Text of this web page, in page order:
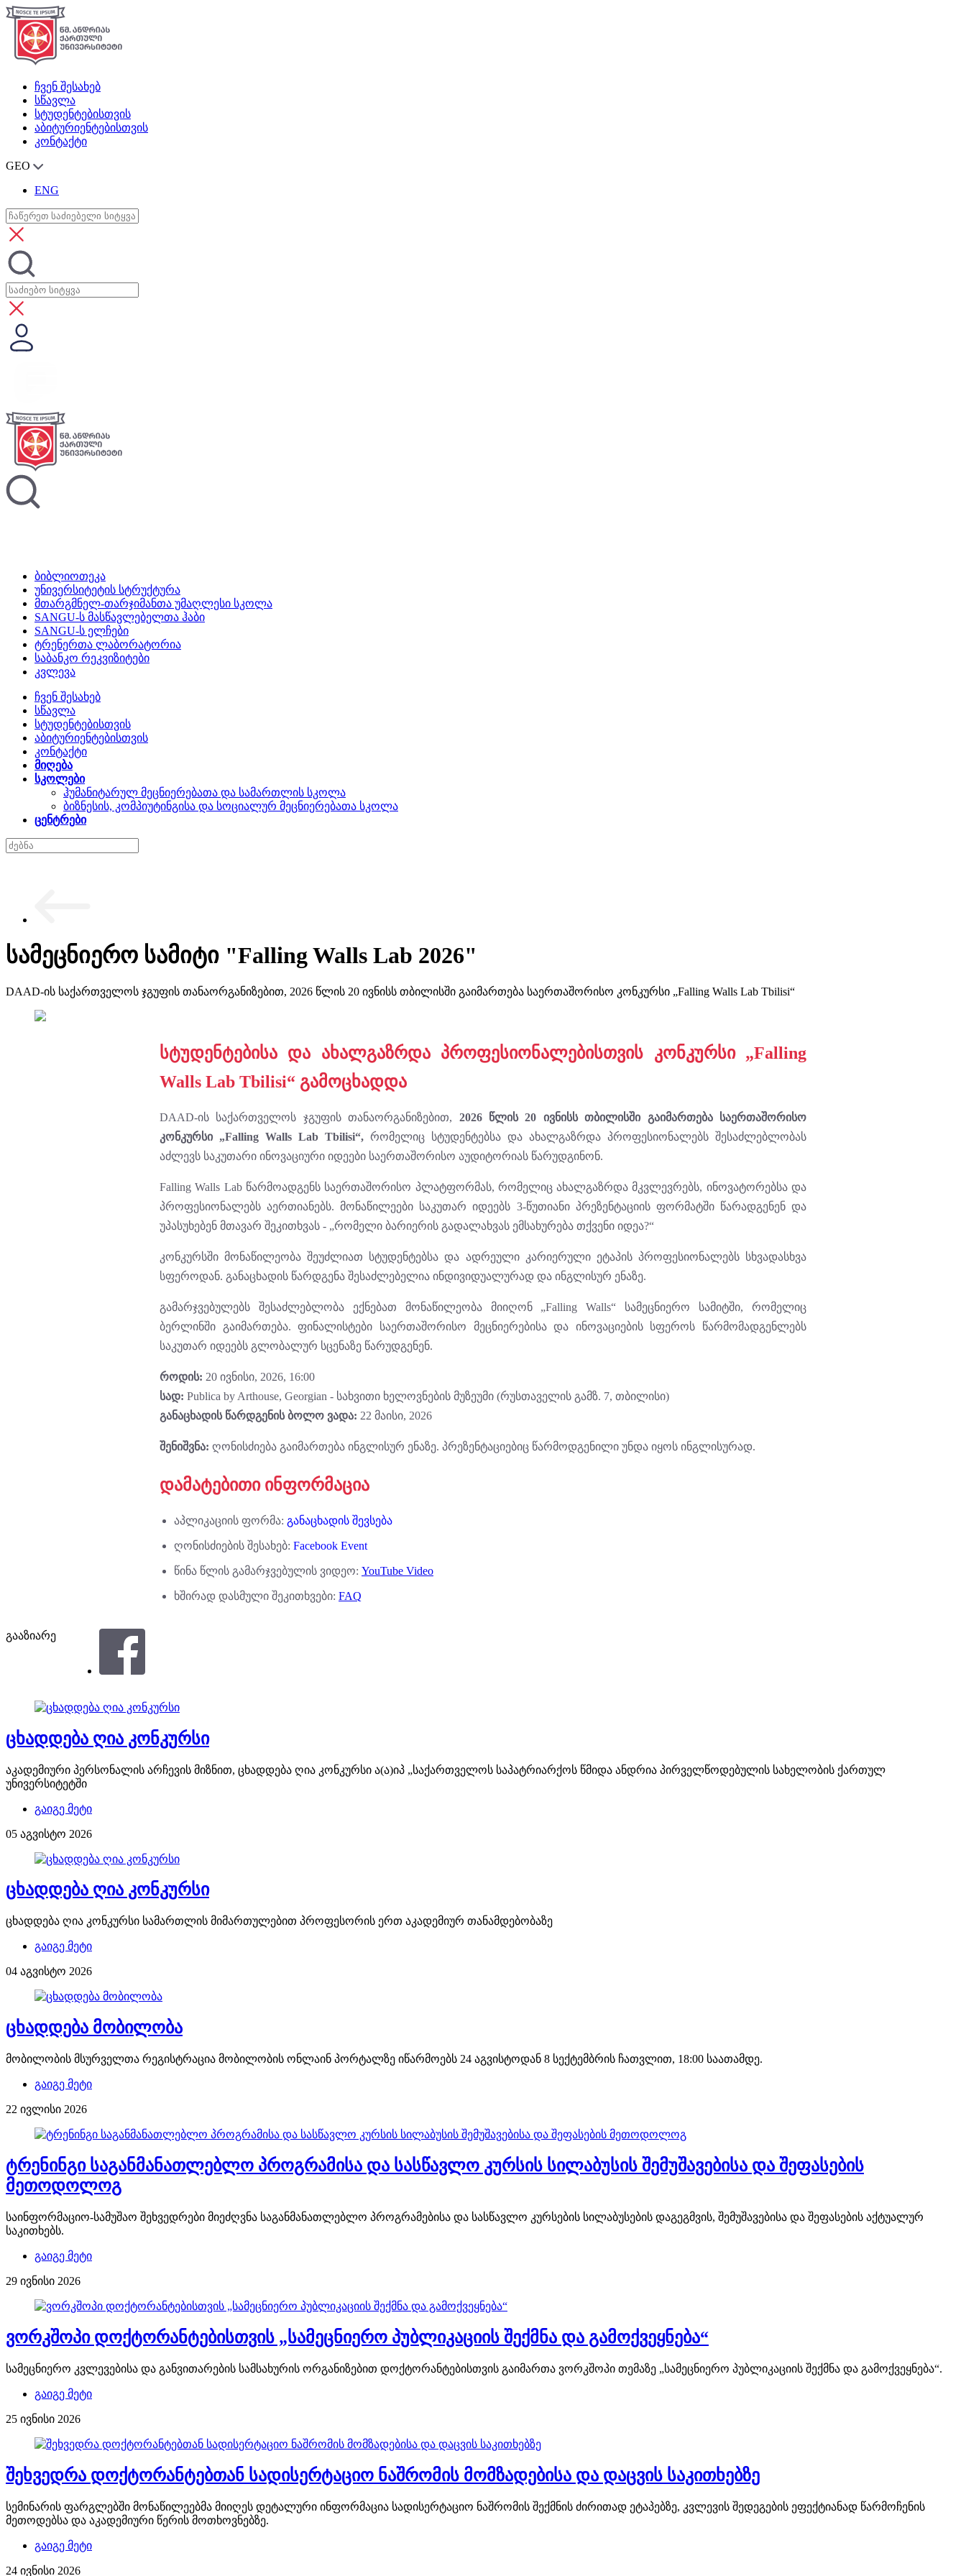
ჩვენ შესახებ
სწავლა
სტუდენტებისთვის
აბიტურიენტებისთვის
კონტაქტი
GEO
ENG
ბიბლიოთეკა
უნივერსიტეტის სტრუქტურა
მთარგმნელ-თარჯიმანთა უმაღლესი სკოლა
SANGU-ს მასწავლებელთა ჰაბი
SANGU-ს ელჩები
ტრენერთა ლაბორატორია
საბანკო რეკვიზიტები
კვლევა
ჩვენ შესახებ
სწავლა
სტუდენტებისთვის
აბიტურიენტებისთვის
კონტაქტი
მიღება
სკოლები
ჰუმანიტარულ მეცნიერებათა და სამართლის სკოლა
ბიზნესის, კომპიუტინგისა და სოციალურ მეცნიერებათა სკოლა
ცენტრები
სამეცნიერო სამიტი "Falling Walls Lab 2026"
DAAD-ის საქართველოს ჯგუფის თანაორგანიზებით, 2026 წლის 20 ივნისს თბილისში გაიმართება საერთაშორისო კონკურსი „Falling Walls Lab Tbilisi“
სტუდენტებისა და ახალგაზრდა პროფესიონალებისთვის კონკურსი „Falling
Walls Lab Tbilisi“ გამოცხადდა
DAAD-ის საქართველოს ჯგუფის თანაორგანიზებით, 2026 წლის 20 ივნისს თბილისში გაიმართება საერთაშორისო
კონკურსი „Falling Walls Lab Tbilisi“, რომელიც სტუდენტებსა და ახალგაზრდა პროფესიონალებს შესაძლებლობას
აძლევს საკუთარი ინოვაციური იდეები საერთაშორისო აუდიტორიას წარუდგინონ.
Falling Walls Lab წარმოადგენს საერთაშორისო პლატფორმას, რომელიც ახალგაზრდა მკვლევრებს, ინოვატორებსა და
პროფესიონალებს აერთიანებს. მონაწილეები საკუთარ იდეებს 3-წუთიანი პრეზენტაციის ფორმატში წარადგენენ და
უპასუხებენ მთავარ შეკითხვას - „რომელი ბარიერის გადალახვას ემსახურება თქვენი იდეა?“
კონკურსში მონაწილეობა შეუძლიათ სტუდენტებსა და ადრეული კარიერული ეტაპის პროფესიონალებს სხვადასხვა
სფეროდან. განაცხადის წარდგენა შესაძლებელია ინდივიდუალურად და ინგლისურ ენაზე.
გამარჯვებულებს შესაძლებლობა ექნებათ მონაწილეობა მიიღონ „Falling Walls“ სამეცნიერო სამიტში, რომელიც
ბერლინში გაიმართება. ფინალისტები საერთაშორისო მეცნიერებისა და ინოვაციების სფეროს წარმომადგენლებს
საკუთარ იდეებს გლობალურ სცენაზე წარუდგენენ.
როდის: 20 ივნისი, 2026, 16:00
სად: Publica by Arthouse, Georgian - სახვითი ხელოვნების მუზეუმი (რუსთაველის გამზ. 7, თბილისი)
განაცხადის წარდგენის ბოლო ვადა: 22 მაისი, 2026
შენიშვნა: ღონისძიება გაიმართება ინგლისურ ენაზე. პრეზენტაციებიც წარმოდგენილი უნდა იყოს ინგლისურად.
დამატებითი ინფორმაცია
აპლიკაციის ფორმა: განაცხადის შევსება
ღონისძიების შესახებ: Facebook Event
წინა წლის გამარჯვებულის ვიდეო: YouTube Video
ხშირად დასმული შეკითხვები: FAQ
გააზიარე
ცხადდება ღია კონკურსი
აკადემიური პერსონალის არჩევის მიზნით, ცხადდება ღია კონკურსი ა(ა)იპ „საქართველოს საპატრიარქოს წმიდა ანდრია პირველწოდებულის სახელობის ქართულ
უნივერსიტეტში
გაიგე მეტი
05 აგვისტო 2026
ცხადდება ღია კონკურსი
ცხადდება ღია კონკურსი სამართლის მიმართულებით პროფესორის ერთ აკადემიურ თანამდებობაზე
გაიგე მეტი
04 აგვისტო 2026
ცხადდება მობილობა
მობილობის მსურველთა რეგისტრაცია მობილობის ონლაინ პორტალზე იწარმოებს 24 აგვისტოდან 8 სექტემბრის ჩათვლით, 18:00 საათამდე.
გაიგე მეტი
22 ივლისი 2026
ტრენინგი საგანმანათლებლო პროგრამისა და სასწავლო კურსის სილაბუსის შემუშავებისა და შეფასების
მეთოდოლოგ
საინფორმაციო-სამუშაო შეხვედრები მიეძღვნა საგანმანათლებლო პროგრამებისა და სასწავლო კურსების სილაბუსების დაგეგმვის, შემუშავებისა და შეფასების აქტუალურ
საკითხებს.
გაიგე მეტი
29 ივნისი 2026
ვორკშოპი დოქტორანტებისთვის „სამეცნიერო პუბლიკაციის შექმნა და გამოქვეყნება“
სამეცნიერო კვლევებისა და განვითარების სამსახურის ორგანიზებით დოქტორანტებისთვის გაიმართა ვორკშოპი თემაზე „სამეცნიერო პუბლიკაციის შექმნა და გამოქვეყნება“.
გაიგე მეტი
25 ივნისი 2026
შეხვედრა დოქტორანტებთან სადისერტაციო ნაშრომის მომზადებისა და დაცვის საკითხებზე
სემინარის ფარგლებში მონაწილეებმა მიიღეს დეტალური ინფორმაცია სადისერტაციო ნაშრომის შექმნის ძირითად ეტაპებზე, კვლევის შედეგების ეფექტიანად წარმოჩენის
მეთოდებსა და აკადემიური წერის მოთხოვნებზე.
გაიგე მეტი
24 ივნისი 2026